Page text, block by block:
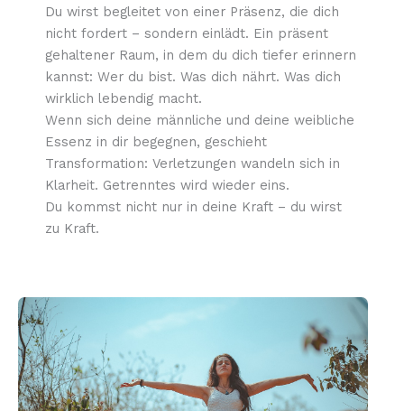
Du wirst begleitet von einer Präsenz, die dich
nicht fordert – sondern einlädt. Ein präsent
gehaltener Raum, in dem du dich tiefer erinnern
kannst: Wer du bist. Was dich nährt. Was dich
wirklich lebendig macht.
Wenn sich deine männliche und deine weibliche
Essenz in dir begegnen, geschieht
Transformation: Verletzungen wandeln sich in
Klarheit. Getrenntes wird wieder eins.
Du kommst nicht nur in deine Kraft – du wirst
zu Kraft.